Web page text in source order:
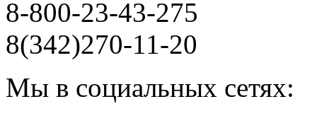
8-800-23-43-275
8(342)270-11-20
Мы в социальных сетях: